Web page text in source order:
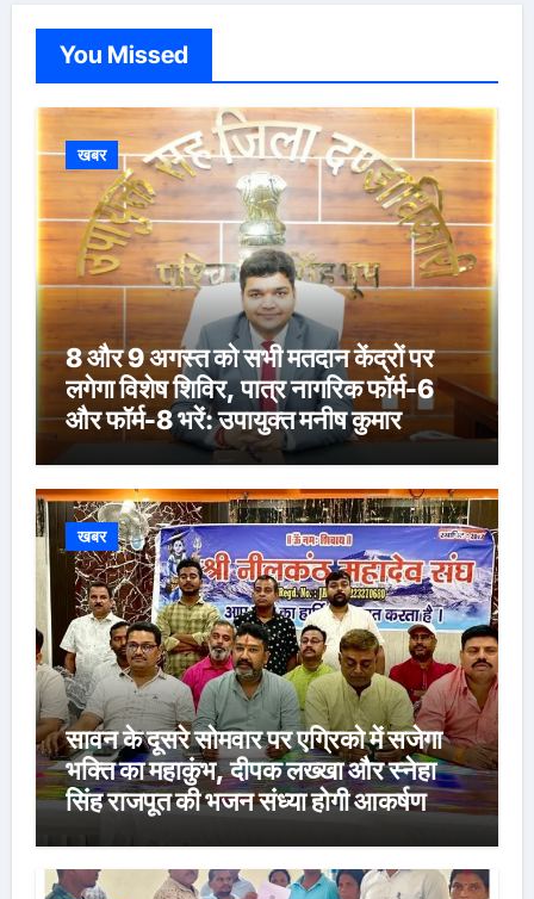
You Missed
खबर
8 और 9 अगस्त को सभी मतदान केंद्रों पर
लगेगा विशेष शिविर, पात्र नागरिक फॉर्म-6
और फॉर्म-8 भरें: उपायुक्त मनीष कुमार
खबर
सावन के दूसरे सोमवार पर एग्रिको में सजेगा
भक्ति का महाकुंभ, दीपक लख्खा और स्नेहा
सिंह राजपूत की भजन संध्या होगी आकर्षण